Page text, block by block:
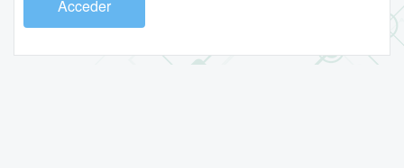
Acceder